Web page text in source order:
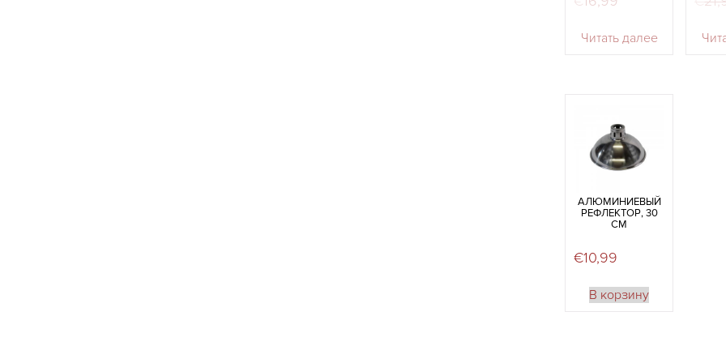
Читать далее
АЛЮМИНИЕВЫЙ
РЕФЛЕКТОР, 30
СМ
€10,99
В корзину